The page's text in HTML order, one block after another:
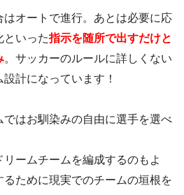
オートで進行。あとは必要に応
といった指示を随所で出すだけと
。サッカーのルールに詳しくない
計になっています！
ではお馴染みの自由に選手を選べ
ームチームを編成するのもよ
るために現実でのチームの垣根を